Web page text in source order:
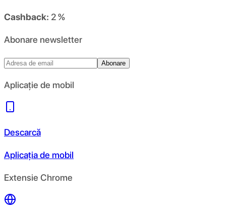
Cashback: 2 %
Abonare newsletter
Abonare
Aplicație de mobil
Descarcă
Aplicația de mobil
Extensie Chrome